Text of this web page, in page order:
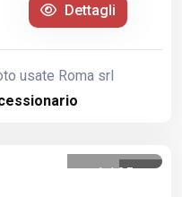
Dettagli
usate Roma srl
1 /25